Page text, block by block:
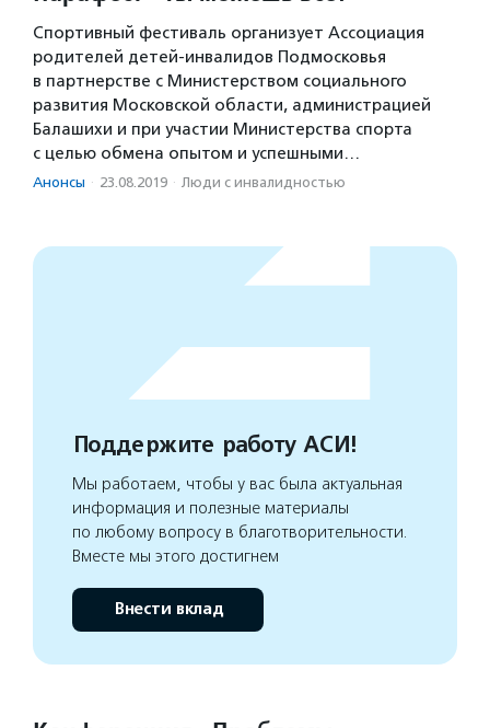
Спортивный фестиваль организует Ассоциация
родителей детей-инвалидов Подмосковья
в партнерстве с Министерством социального
развития Московской области, администрацией
Балашихи и при участии Министерства спорта
с целью обмена опытом и успешными…
Анонсы · 23.08.2019 · Люди с инвалидностью
Поддержите работу АСИ!
Мы работаем, чтобы у вас была актуальная
информация и полезные материалы
по любому вопросу в благотворительности.
Вместе мы этого достигнем
Внести вклад